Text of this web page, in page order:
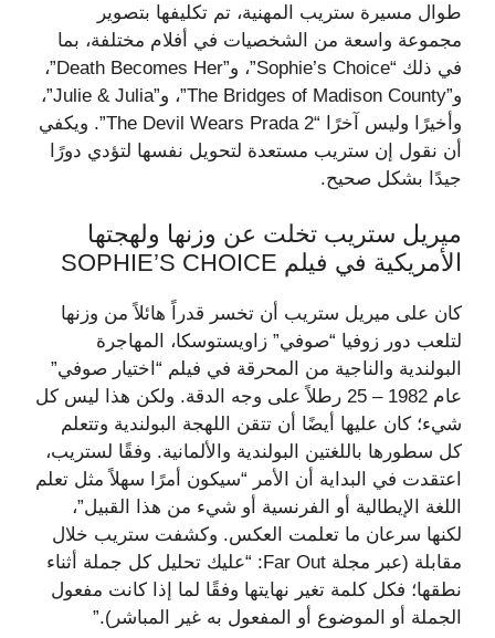
طوال مسيرة ستريب المهنية، تم تكليفها بتصوير
مجموعة واسعة من الشخصيات في أفلام مختلفة، بما
في ذلك “Sophie’s Choice”، و”Death Becomes Her”،
و”The Bridges of Madison County”، و”Julie & Julia”،
وأخيرًا وليس آخرًا “The Devil Wears Prada 2”. ويكفي
أن نقول إن ستريب مستعدة لتحويل نفسها لتؤدي دورًا
جيدًا بشكل صحيح.
ميريل ستريب تخلت عن وزنها ولهجتها
الأمريكية في فيلم SOPHIE’S CHOICE
كان على ميريل ستريب أن تخسر قدراً هائلاً من وزنها
لتلعب دور زوفيا “صوفي” زاويستوسكا، المهاجرة
البولندية والناجية من المحرقة في فيلم “اختيار صوفي”
عام 1982 – 25 رطلاً على وجه الدقة. ولكن هذا ليس كل
شيء؛ كان عليها أيضًا أن تتقن اللهجة البولندية وتتعلم
كل سطورها باللغتين البولندية والألمانية. وفقًا لستريب،
اعتقدت في البداية أن الأمر “سيكون أمرًا سهلاً مثل تعلم
اللغة الإيطالية أو الفرنسية أو شيء من هذا القبيل”،
لكنها سرعان ما تعلمت العكس. وكشفت ستريب خلال
مقابلة (عبر مجلة Far Out: “عليك تحليل كل جملة أثناء
نطقها؛ فكل كلمة تغير نهايتها وفقًا لما إذا كانت مفعول
الجملة أو الموضوع أو المفعول به غير المباشر).”